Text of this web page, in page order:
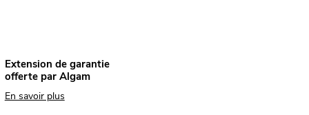
Extension de garantie
offerte par Algam
En savoir plus